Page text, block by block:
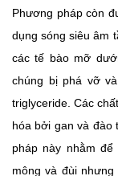
Phương pháp còn
dụng sóng siêu âm
các tế bào mỡ
chúng bị phá vỡ
triglyceride. Các
hóa bởi gan và đào
pháp này nhằm
mông và đùi